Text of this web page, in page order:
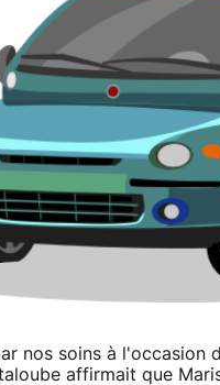
nos soins à l'occasion
affirmait que